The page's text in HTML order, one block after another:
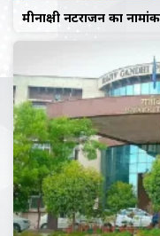
मीनाक्षी नटराजन का